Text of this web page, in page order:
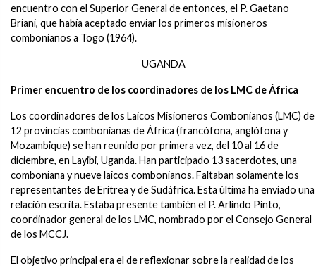
encuentro con el Superior General de entonces, el P. Gaetano
Briani, que había aceptado enviar los primeros misioneros
combonianos a Togo (1964).
UGANDA
Primer encuentro de los coordinadores de los LMC de África
Los coordinadores de los Laicos Misioneros Combonianos (LMC) de
12 provincias combonianas de África (francófona, anglófona y
Mozambique) se han reunido por primera vez, del 10 al 16 de
diciembre, en Layibi, Uganda. Han participado 13 sacerdotes, una
comboniana y nueve laicos combonianos. Faltaban solamente los
representantes de Eritrea y de Sudáfrica. Esta última ha enviado una
relación escrita. Estaba presente también el P. Arlindo Pinto,
coordinador general de los LMC, nombrado por el Consejo General
de los MCCJ.
El objetivo principal era el de reflexionar sobre la realidad de los